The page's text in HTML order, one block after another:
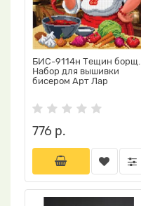
БИС-9114н Тещин борщ.
Набор для вышивки
бисером Арт Лар
776 р.